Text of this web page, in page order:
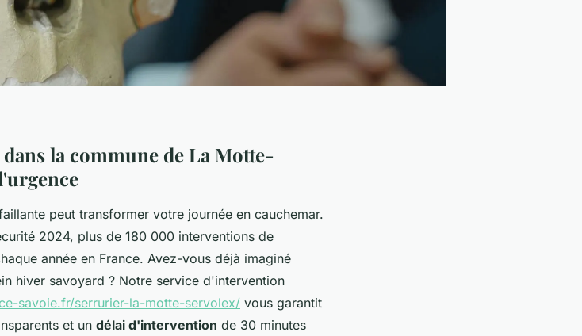
la commune de La Motte-
peut transformer votre journée en cauchemar.
2024, plus de 180 000 interventions de
année en France. Avez-vous déjà imaginé
hiver savoyard ? Notre service d'intervention
savoie.fr/serrurier-la-motte-servolex/ vous garantit
et un délai d'intervention de 30 minutes